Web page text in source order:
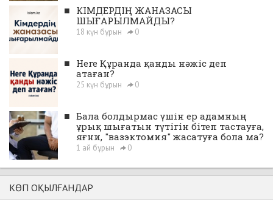
■ КІМДЕРДІҢ ЖАНАЗАСЫ
ШЫҒАРЫЛМАЙДЫ?
18 күн бұрын 0
■ Неге Құранда қанды нәжіс деп
атаған?
25 күн бұрын 0
■ Бала болдырмас үшін ер адамның
ұрық шығатын түтігін бітеп тастауға,
яғни, "вазэктомия" жасатуға бола ма?
1 ай бұрын 0
КӨП ОҚЫЛҒАНДАР